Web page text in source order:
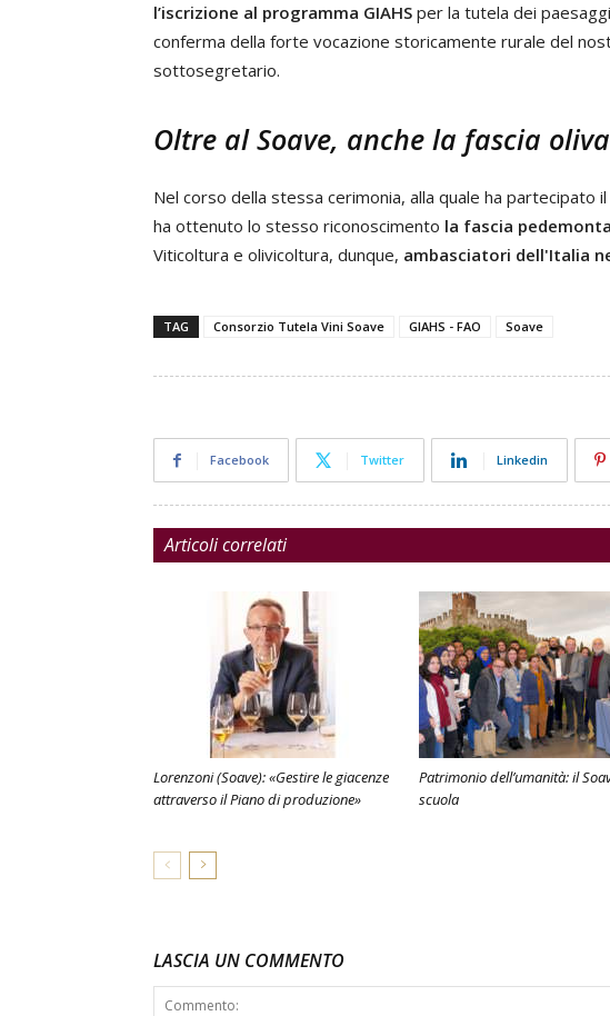
l’iscrizione al programma GIAHS per la tutela dei
conferma della forte vocazione storicamente rurale del
sottosegretario.
Oltre al Soave, anche la fascia
Nel corso della stessa cerimonia, alla quale ha partecipato
ha ottenuto lo stesso riconoscimento la fascia
Viticoltura e olivicoltura, dunque, ambasciatori dell'Italia
TAG Consorzio Tutela Vini Soave GIAHS - FAO Soave
Facebook Twitter Linkedin
Articoli correlati
Lorenzoni (Soave): «Gestire le giacenze
attraverso il Piano di produzione»
Patrimonio dell’umanità: il
scuola
LASCIA UN COMMENTO